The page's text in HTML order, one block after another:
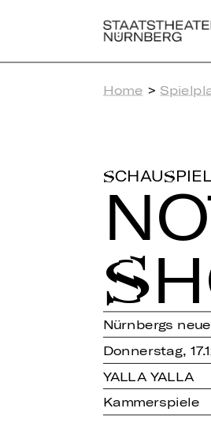
Home >
SCHAUSPIEL
Nürnbergs
Donnerstag,
YALLA YALLA
Kammerspiele